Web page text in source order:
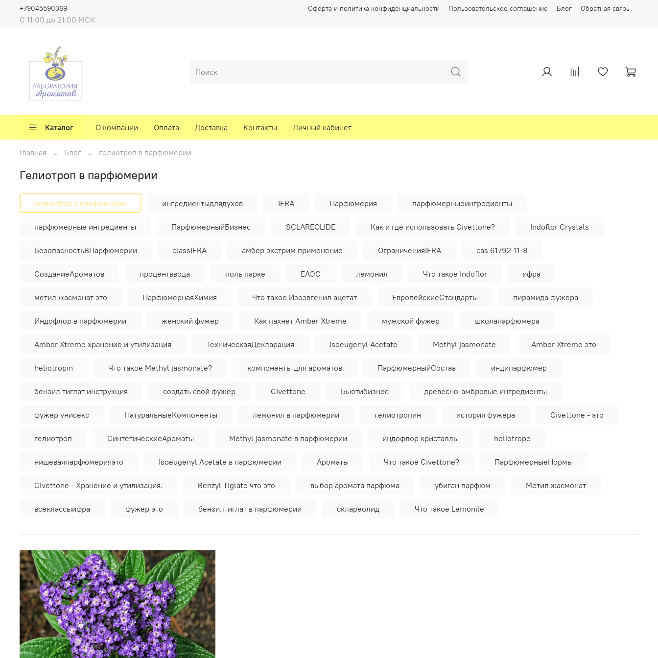
Оферта и политика конфиденциальности Пользовательское соглашение Блог Обратная связь
C 11:00 до 21:00 МСК
+79045590369
Каталог О компании Оплата Доставка Контакты Личный кабинет
Главная Блог гелиотроп в парфюмерии
гелиотроп в парфюмерии
гелиотроп в парфюмерии ингредиентыдлядухов IFRA Парфюмерия парфюмерныеингредиенты
парфюмерные ингредиенты ПарфюмерныйБизнес SCLAREOLIDE Как и где использовать Civettone? Indoflor Crystals
БезопасностьВПарфюмерии classIFRA амбер экстрим применение ОграниченияIFRA cas 61792-11-8
СозданиеАроматов процентввода поль парке ЕАЭС лемонил Что такое Indoflor ифра
метил жасмонат это ПарфюмернаяХимия Что такое Изоэвгенил ацетат ЕвропейскиеСтандарты пирамида фужера
Индофлор в парфюмерии женский фужер Как пахнет Amber Xtreme мужской фужер школапарфюмера
Amber Xtreme хранение и утилизация ТехническаяДекларация Isoeugenyl Acetate Methyl jasmonate Amber Xtreme это
heliotropin Что такое Methyl jasmonate? компоненты для ароматов ПарфюмерныйСостав индипарфюмер
бензил тиглат инструкция создать свой фужер Civettone Бьютибизнес древесно-амбровые ингредиенты
фужер унисекс НатуральныеКомпоненты лемонил в парфюмерии гелиотропин история фужера Civettone - это
гелиотроп СинтетическиеАроматы Methyl jasmonate в парфюмерии индофлор кристаллы heliotrope
нишеваяпарфюмерияэто Isoeugenyl Acetate в парфюмерии Ароматы Что такое Civettone? ПарфюмерныеНормы
Civettone - Хранение и утилизация. Benzyl Tiglate что это выбор аромата парфюма убиган парфюм Метил жасмонат
всеклассыифра фужер это бензилтиглат в парфюмерии склареолид Что такое Lemonile